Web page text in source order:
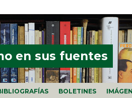
en sus fuentes
BOLETINES